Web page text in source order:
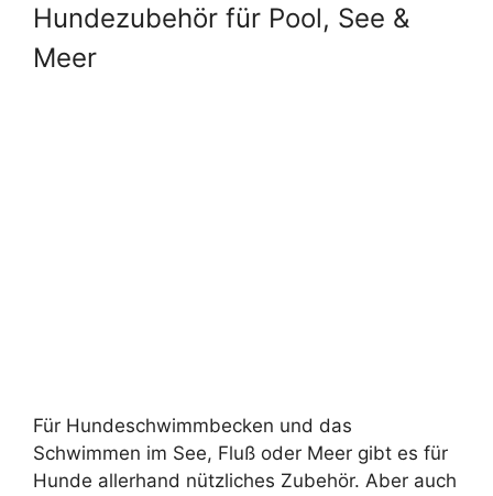
Hundezubehör für Pool, See &
Meer
Für Hundeschwimmbecken und das
Schwimmen im See, Fluß oder Meer gibt es für
Hunde allerhand nützliches Zubehör. Aber auch